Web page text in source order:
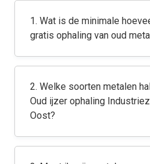
1. Wat is de minimale
gratis ophaling van oud
2. Welke soorten metalen
Oud ijzer ophaling
Oost?